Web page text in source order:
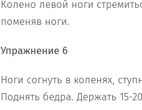
Колено левой ноги
поменяв ноги.
Упражнение 6
Ноги согнуть в коленях,
Поднять бедра. Держать 15-